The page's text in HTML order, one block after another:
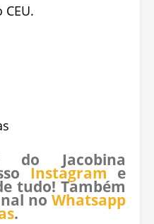
do Jacobina
Instagram e
tudo! Também
no Whatsapp
.